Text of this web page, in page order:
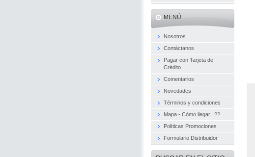
MENÚ
Nosotros
Contáctanos
Pagar con Tarjeta de
Crédito
Comentarios
Novedades
Términos y condiciones
Mapa - Cómo llegar...??
Políticas Promociones
Formulario Distribuidor